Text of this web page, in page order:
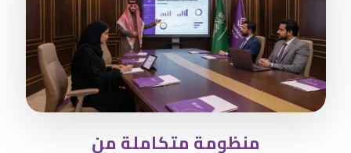
منظومة متكاملة من